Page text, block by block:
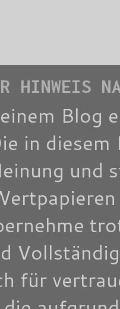
HINWEIS
Blog
in
und
für